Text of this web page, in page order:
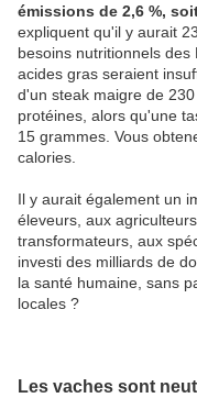
émissions de 2,6 %,
expliquent qu'il y aurait
besoins nutritionnels
acides gras seraient
d'un steak maigre de
protéines, alors qu'une
15 grammes. Vous
calories.
Il y aurait également un
éleveurs, aux
transformateurs, aux
investi des milliards de
la santé humaine, sans
locales ?
Les vaches sont